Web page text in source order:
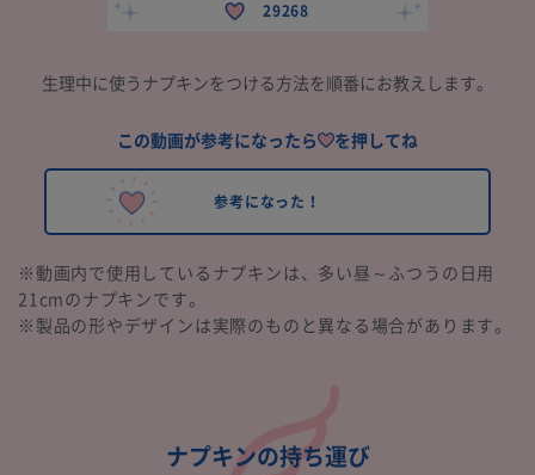
生理中に使うナプキンをつける方法を順番にお教えします。
この動画が参考になったら を押してね
参考になった！
29268
※動画内で使用しているナプキンは、多い昼～ふつうの日用
21cmのナプキンです。
※製品の形やデザインは実際のものと異なる場合があります。
ナプキンの持ち運び